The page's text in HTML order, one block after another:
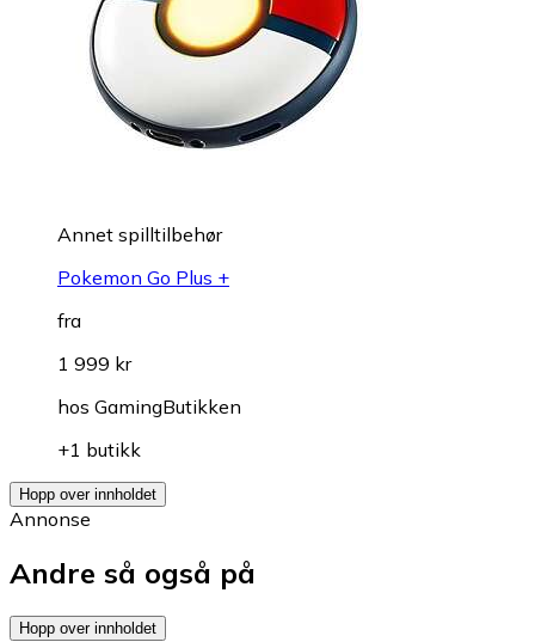
Annet spilltilbehør
Pokemon Go Plus +
fra
1 999 kr
hos GamingButikken
+1 butikk
Hopp over innholdet
Annonse
Andre så også på
Hopp over innholdet